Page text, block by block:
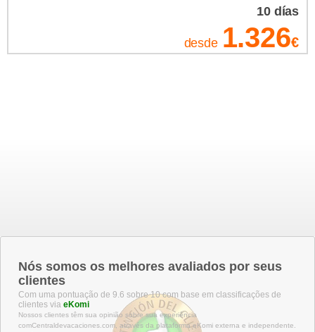
10 días
1.326€
desde
Nós somos os melhores avaliados por seus
clientes
Com uma pontuação de 9.6 sobre 10 com base em classificações de
clientes via eKomi
Nossos clientes têm sua opinião sobre sua experiência
comCentraldevacaciones.com, através da plataforma eKomi externa e independente.